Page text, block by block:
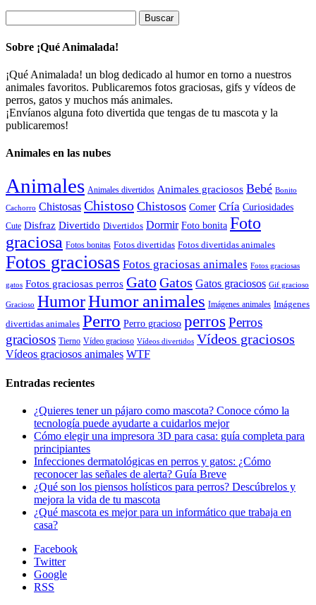
Sobre ¡Qué Animalada!
¡Qué Animalada! un blog dedicado al humor en torno a nuestros
animales favoritos. Publicaremos fotos graciosas, gifs y vídeos de
perros, gatos y muchos más animales.
¡Envíanos alguna foto divertida que tengas de tu mascota y la
publicaremos!
Animales en las nubes
Animales Animales divertidos Animales graciosos Bebé Bonito
Cachorro Chistosas Chistoso Chistosos Comer Cría Curiosidades
Cute Disfraz Divertido Divertidos Dormir Foto bonita Foto
graciosa Fotos bonitas Fotos divertidas Fotos divertidas animales
Fotos graciosas Fotos graciosas animales Fotos graciosas
gatos Fotos graciosas perros GatoGatos Gatos graciosos Gif gracioso
Gracioso HumorHumor animales Imágenes animales Imágenes
divertidas animales Perro Perro gracioso perros Perros
graciosos Tierno Vídeo gracioso Vídeos divertidos Vídeos graciosos
Vídeos graciosos animales WTF
Entradas recientes
¿Quieres tener un pájaro como mascota? Conoce cómo la
tecnología puede ayudarte a cuidarlos mejor
Cómo elegir una impresora 3D para casa: guía completa para
principiantes
Infecciones dermatológicas en perros y gatos: ¿Cómo
reconocer las señales de alerta? Guía Breve
¿Qué son los piensos holísticos para perros? Descúbrelos y
mejora la vida de tu mascota
¿Qué mascota es mejor para un informático que trabaja en
casa?
Facebook
Twitter
Google
RSS